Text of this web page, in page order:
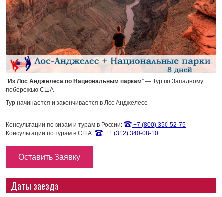
“Из Лос Анджелеса по Национальным паркам” — Тур по Западному
побережью США !
Тур начинается и закончивается в Лос Анджелесе
Консультации по визам и турам в России:
+7 (800) 350-52-75
Консультации по турам в США:
+ 1 (312) 340-08-10
Оставить Заявку
Даты заезда